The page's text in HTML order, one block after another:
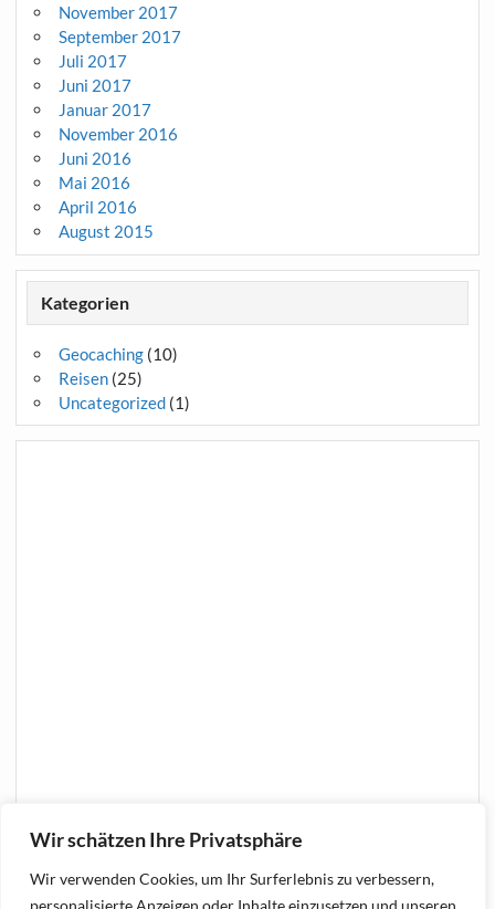
Wir schätzen Ihre Privatsphäre
Wir verwenden Cookies, um Ihr Surferlebnis zu verbessern,
personalisierte Anzeigen oder Inhalte einzusetzen und unseren
November 2017
September 2017
Juli 2017
Juni 2017
Januar 2017
November 2016
Juni 2016
Mai 2016
April 2016
August 2015
Kategorien
Geocaching(10)
Reisen(25)
Uncategorized(1)